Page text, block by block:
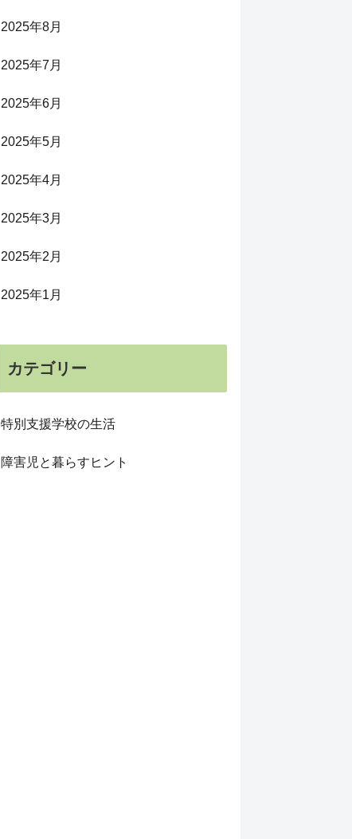
2025年8月
2025年7月
2025年6月
2025年5月
2025年4月
2025年3月
2025年2月
2025年1月
カテゴリー
特別支援学校の生活
障害児と暮らすヒント